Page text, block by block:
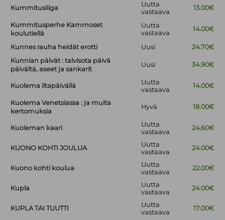
Kummitusliiga
Uutta
vastaava
13.00€
Kummitusperhe Kammoset
koulutiellä
Uutta
vastaava
14.00€
Kunnes rauha heidät erotti Uusi
24.70€
Kunnian päivät : talvisota päivä
päivältä, aseet ja sankarit
Uusi 34.90€
Kuolema iltapäivällä
Uutta
vastaava
14.00€
Kuolema Venetsiassa : ja muita
kertomuksia
Hyvä 18.00€
Kuoleman kaari
Uutta
vastaava
24.60€
KUONO KOHTI JOULUA
Uutta
vastaava
24.00€
Kuono kohti koulua
Uutta
vastaava
22.00€
Kupla
Uutta
vastaava
24.00€
KUPLA TAI TUUTTI
Uutta
vastaava
17.00€